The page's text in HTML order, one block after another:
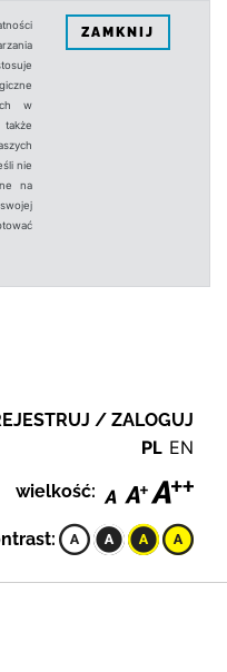
w
nie
na
ZAMKNIJ
/ ZALOGUJ
PL EN
wielkość: